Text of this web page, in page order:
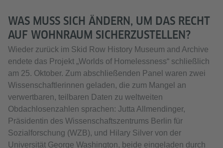
WAS MUSS SICH ÄNDERN, UM DAS RECHT
AUF WOHNRAUM SICHERZUSTELLEN?
Wieder zurück im Skid Row History Museum and Archive
endete das Projekt „Worlds of Homelessness“ schließlich
am 25. Oktober. Zum abschließenden Panel waren zwei
Wissenschaftlerinnen geladen, die zum Mangel an
verwertbaren, teilbaren Daten zu weltweiten
Obdachlosenzahlen sprachen: Jutta Allmendinger,
Präsidentin des Wissenschaftszentrums Berlin für
Sozialforschung (WZB), und Hilary Silver von der
Universität George Washington, beide eingeladen durch